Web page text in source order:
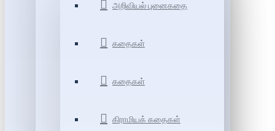
அறிவியல் புனைகதை
கதைகள்
கதைகள்
கிராமியக் கதைகள்